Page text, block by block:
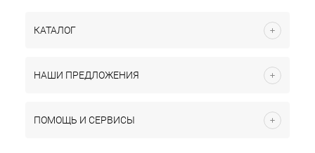
КАТАЛОГ
НАШИ ПРЕДЛОЖЕНИЯ
ПОМОЩЬ И СЕРВИСЫ